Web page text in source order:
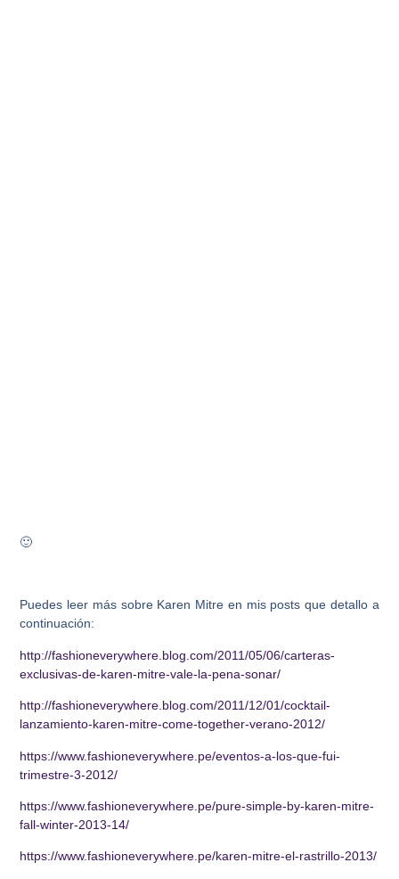
🙂
Puedes leer más sobre Karen Mitre en mis posts que detallo a
continuación:
http://fashioneverywhere.blog.com/2011/05/06/carteras-
exclusivas-de-karen-mitre-vale-la-pena-sonar/
http://fashioneverywhere.blog.com/2011/12/01/cocktail-
lanzamiento-karen-mitre-come-together-verano-2012/
https://www.fashioneverywhere.pe/eventos-a-los-que-fui-
trimestre-3-2012/
https://www.fashioneverywhere.pe/pure-simple-by-karen-mitre-
fall-winter-2013-14/
https://www.fashioneverywhere.pe/karen-mitre-el-rastrillo-2013/